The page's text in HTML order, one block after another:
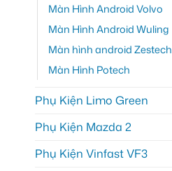
Màn Hình Android Volvo
Màn Hình Android Wuling
Màn hình android Zestech
Màn Hình Potech
Phụ Kiện Limo Green
Phụ Kiện Mazda 2
Phụ Kiện Vinfast VF3